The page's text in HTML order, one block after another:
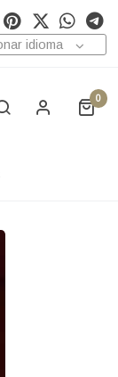
idioma
0